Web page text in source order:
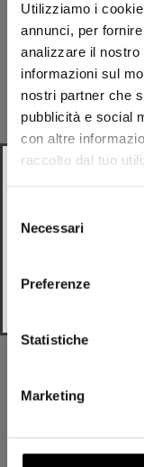
Utilizziamo i
annunci, per
analizzare il
informazioni sul
nostri partner che
pubblicità e social
con altre
raccolto dal tuo
delNecessari
Preferenze
Statistiche
Marketing
Visite une boutique
Description
Composition
Expéditions
Italian
Change